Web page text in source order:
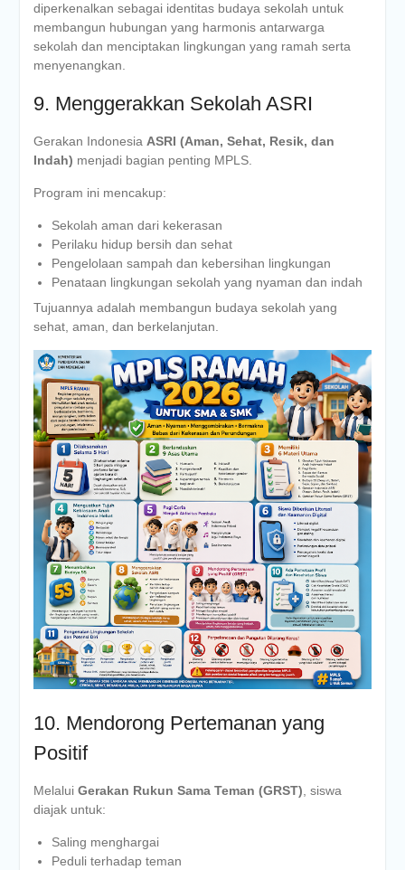
diperkenalkan sebagai identitas budaya sekolah untuk
membangun hubungan yang harmonis antarwarga
sekolah dan menciptakan lingkungan yang ramah serta
menyenangkan.
9. Menggerakkan Sekolah ASRI
Gerakan Indonesia ASRI (Aman, Sehat, Resik, dan
Indah) menjadi bagian penting MPLS.
Program ini mencakup:
Sekolah aman dari kekerasan
Perilaku hidup bersih dan sehat
Pengelolaan sampah dan kebersihan lingkungan
Penataan lingkungan sekolah yang nyaman dan indah
Tujuannya adalah membangun budaya sekolah yang
sehat, aman, dan berkelanjutan.
10. Mendorong Pertemanan yang
Positif
Melalui Gerakan Rukun Sama Teman (GRST) , siswa
diajak untuk:
Saling menghargai
Peduli terhadap teman